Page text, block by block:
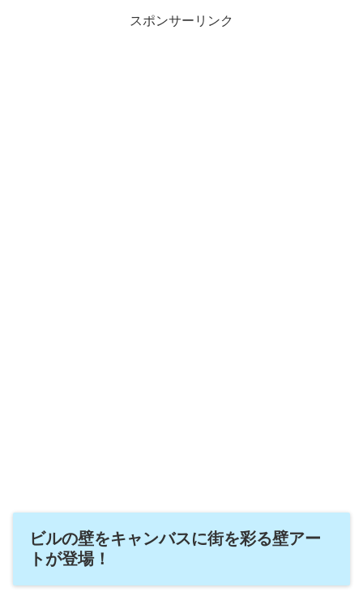
スポンサーリンク
ビルの壁をキャンバスに街を彩る壁アー
トが登場！